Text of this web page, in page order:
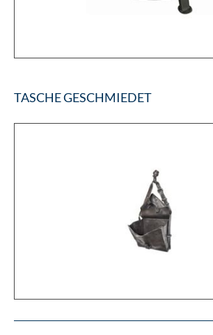
TASCHE GESCHMIEDET